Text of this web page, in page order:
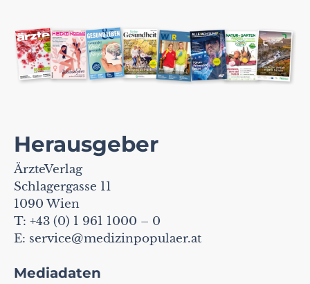
Herausgeber
ÄrzteVerlag
Schlagergasse 11
1090 Wien
T: +43 (0) 1 961 1000 – 0
E: service@medizinpopulaer.at
Mediadaten